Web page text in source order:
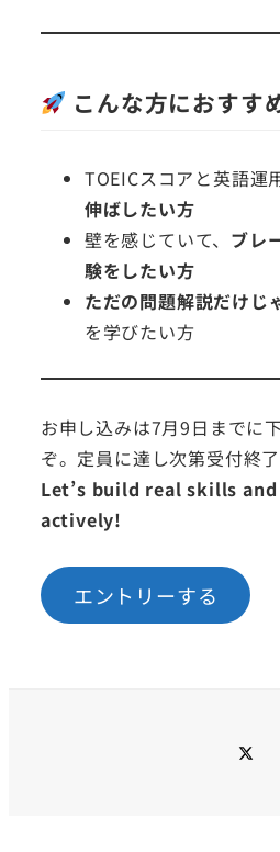
こんな方におすす
TOEICスコアと英語運
伸ばしたい方
壁を感じていて、 ブレ
験をしたい方
ただの問題解説だけじ
を学びたい方
お申し込みは7月9日までに
ぞ。定員に達し次第受付終了
Let’s build real skills
actively!
エントリーする